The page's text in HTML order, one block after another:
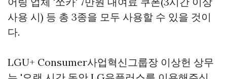
사용 시) 등 총 3종을 모두 사용할 수 있을 것이
다.
LGU+ Consumer사업혁신그룹장 이상헌 상무